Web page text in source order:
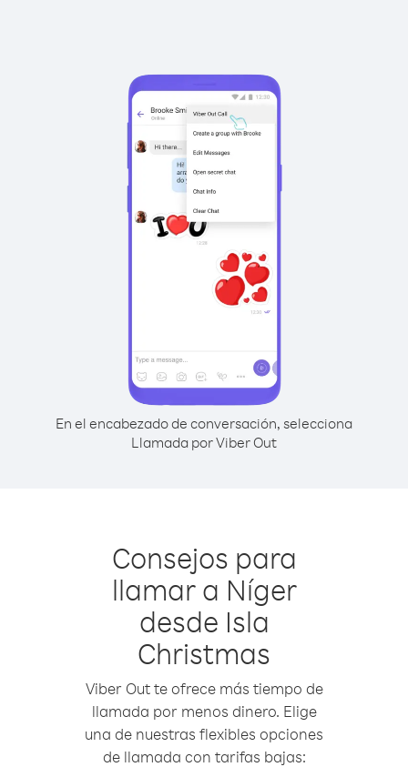
En el encabezado de conversación, selecciona
Llamada por Viber Out
Consejos para
llamar a Níger
desde Isla
Christmas
Viber Out te ofrece más tiempo de
llamada por menos dinero. Elige
una de nuestras flexibles opciones
de llamada con tarifas bajas: